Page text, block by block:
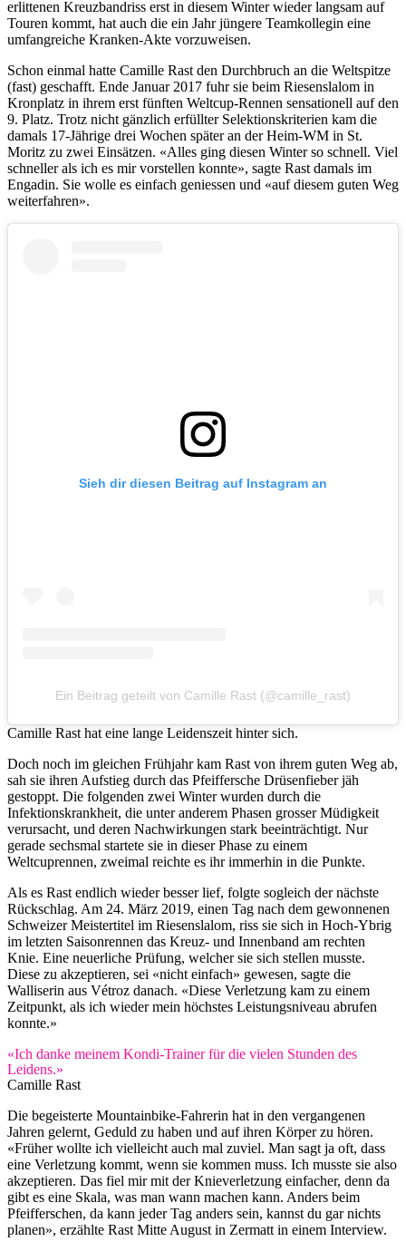
erlittenen Kreuzbandriss erst in diesem Winter wieder langsam auf
Touren kommt, hat auch die ein Jahr jüngere Teamkollegin eine
umfangreiche Kranken-Akte vorzuweisen.
Schon einmal hatte Camille Rast den Durchbruch an die Weltspitze
(fast) geschafft. Ende Januar 2017 fuhr sie beim Riesenslalom in
Kronplatz in ihrem erst fünften Weltcup-Rennen sensationell auf den
9. Platz. Trotz nicht gänzlich erfüllter Selektionskriterien kam die
damals 17-Jährige drei Wochen später an der Heim-WM in St.
Moritz zu zwei Einsätzen. «Alles ging diesen Winter so schnell. Viel
schneller als ich es mir vorstellen konnte», sagte Rast damals im
Engadin. Sie wolle es einfach geniessen und «auf diesem guten Weg
weiterfahren».
Sieh dir diesen Beitrag auf Instagram an
Ein Beitrag geteilt von Camille Rast (@camille_rast)
Camille Rast hat eine lange Leidenszeit hinter sich.
Doch noch im gleichen Frühjahr kam Rast von ihrem guten Weg ab,
sah sie ihren Aufstieg durch das Pfeiffersche Drüsenfieber jäh
gestoppt. Die folgenden zwei Winter wurden durch die
Infektionskrankheit, die unter anderem Phasen grosser Müdigkeit
verursacht, und deren Nachwirkungen stark beeinträchtigt. Nur
gerade sechsmal startete sie in dieser Phase zu einem
Weltcuprennen, zweimal reichte es ihr immerhin in die Punkte.
Als es Rast endlich wieder besser lief, folgte sogleich der nächste
Rückschlag. Am 24. März 2019, einen Tag nach dem gewonnenen
Schweizer Meistertitel im Riesenslalom, riss sie sich in Hoch-Ybrig
im letzten Saisonrennen das Kreuz- und Innenband am rechten
Knie. Eine neuerliche Prüfung, welcher sie sich stellen musste.
Diese zu akzeptieren, sei «nicht einfach» gewesen, sagte die
Walliserin aus Vétroz danach. «Diese Verletzung kam zu einem
Zeitpunkt, als ich wieder mein höchstes Leistungsniveau abrufen
konnte.»
«Ich danke meinem Kondi-Trainer für die vielen Stunden des
Leidens.»
Camille Rast
Die begeisterte Mountainbike-Fahrerin hat in den vergangenen
Jahren gelernt, Geduld zu haben und auf ihren Körper zu hören.
«Früher wollte ich vielleicht auch mal zuviel. Man sagt ja oft, dass
eine Verletzung kommt, wenn sie kommen muss. Ich musste sie also
akzeptieren. Das fiel mir mit der Knieverletzung einfacher, denn da
gibt es eine Skala, was man wann machen kann. Anders beim
Pfeifferschen, da kann jeder Tag anders sein, kannst du gar nichts
planen», erzählte Rast Mitte August in Zermatt in einem Interview.